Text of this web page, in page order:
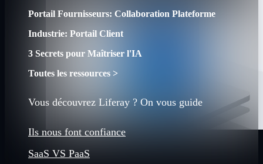
Portail Fournisseurs: Collaboration Plateforme
Industrie: Portail Client
3 Secrets pour Maîtriser l'IA
Toutes les ressources >
Vous découvrez Liferay ? On vous guide
Ils nous font confiance
SaaS VS PaaS